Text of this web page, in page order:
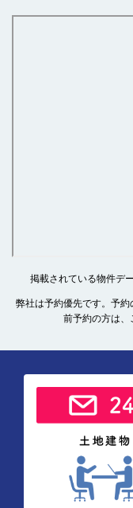
掲載されている物件デ
弊社は予約優先です。予
前予約の方は、